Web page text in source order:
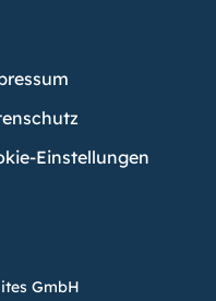
Einstellungen
GmbH